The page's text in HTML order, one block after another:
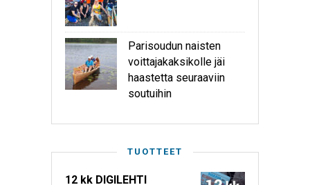
Parisoudun naisten
voittajakaksikolle jäi
haastetta seuraaviin
soutuihin
TUOTTEET
12 kk DIGILEHTI